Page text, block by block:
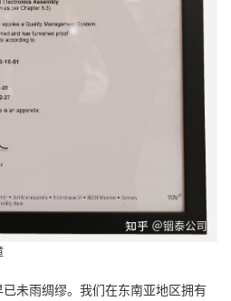
未雨绸缪。我们在东南亚地区拥有